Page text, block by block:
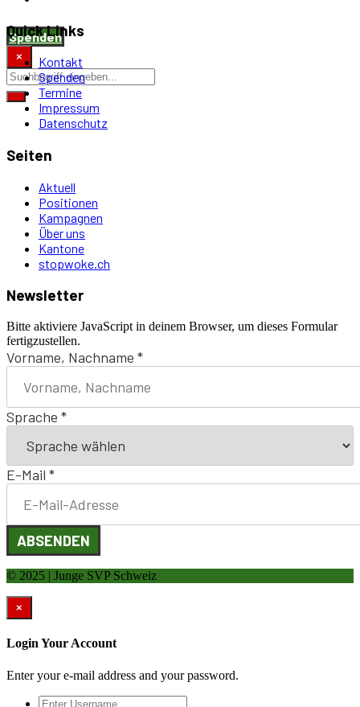
Spenden
×
Quick Links
Kontakt
Spenden
Termine
Impressum
Datenschutz
Seiten
Aktuell
Positionen
Kampagnen
Über uns
Kantone
stopwoke.ch
Newsletter
Bitte aktiviere JavaScript in deinem Browser, um dieses Formular
fertigzustellen.
Vorname, Nachname *
Sprache *
E-Mail *
ABSENDEN
© 2025 | Junge SVP Schweiz
×
Login Your Account
Enter your e-mail address and your password.